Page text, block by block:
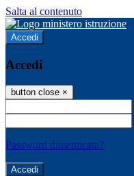
Salta al contenuto
Accedi
Accedi
button close ×
Password dimenticata?